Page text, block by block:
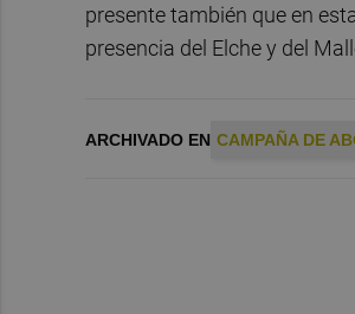
presente también que en
presencia del Elche y del
ARCHIVADO EN CAMPAÑA DE